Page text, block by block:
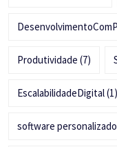
Produtividade (7)
EscalabilidadeDigital(1)
software